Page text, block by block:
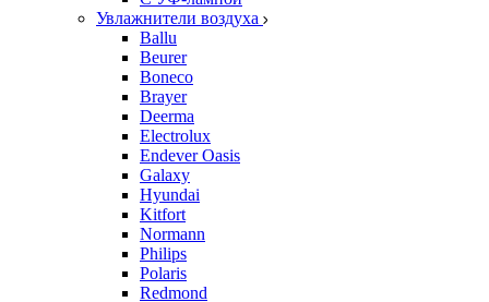
Увлажнители воздуха
Ballu
Beurer
Boneco
Brayer
Deerma
Electrolux
Endever Oasis
Galaxy
Hyundai
Kitfort
Normann
Philips
Polaris
Redmond